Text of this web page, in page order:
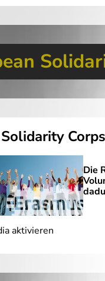
Corps
Die
aktivieren